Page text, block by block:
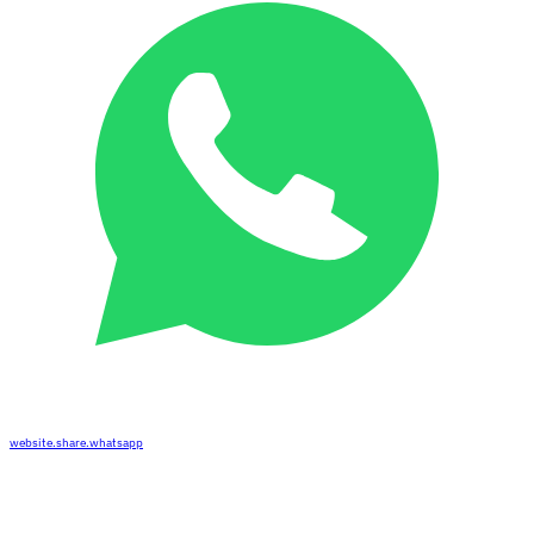
website.share.whatsapp